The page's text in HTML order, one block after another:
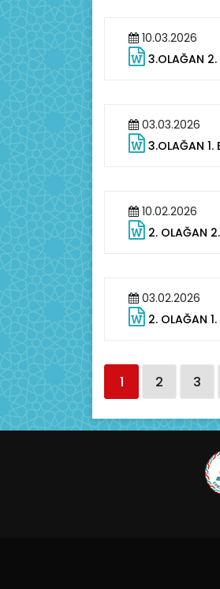
10.03.2026
3.OLAĞAN 2.
03.03.2026
3.OLAĞAN 1.
10.02.2026
2. OLAĞAN
03.02.2026
2. OLAĞAN
1 2 3